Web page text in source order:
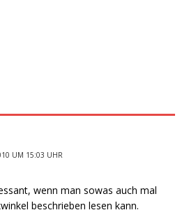
UM 15:03 UHR
wenn man sowas auch mal
beschrieben lesen kann.